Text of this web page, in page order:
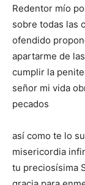
Redentor mío
sobre todas las
ofendido
apartarme de
cumplir la
señor mi vida
pecados
así como te lo
misericordia
tu preciosísima